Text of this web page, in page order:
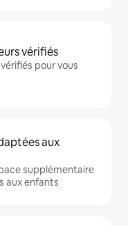
vérifiés
pour vous
aux
supplémentaire
aux enfants